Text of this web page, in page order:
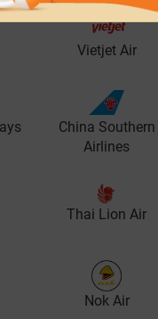
Vietjet Air
China Southern
Airlines
Thai Lion Air
Nok Air